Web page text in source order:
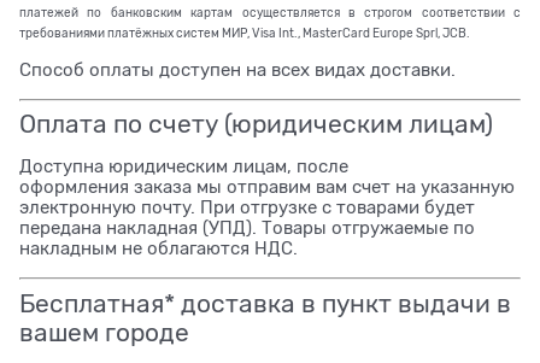
платежей по банковским картам осуществляется в строгом соответствии с
требованиями платёжных систем МИР, Visa Int., MasterCard Europe Sprl, JCB.
Способ оплаты доступен на всех видах доставки.
Оплата по счету (юридическим лицам)
Доступна юридическим лицам, после
оформления заказа мы отправим вам счет на указанную
электронную почту. При отгрузке с товарами будет
передана накладная (УПД). Товары отгружаемые по
накладным не облагаются НДС.
Бесплатная* доставка в пункт выдачи в
вашем городе